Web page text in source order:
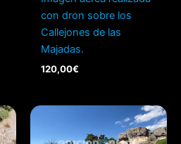
con dron sobre los
Callejones de las
Majadas.
120,00€